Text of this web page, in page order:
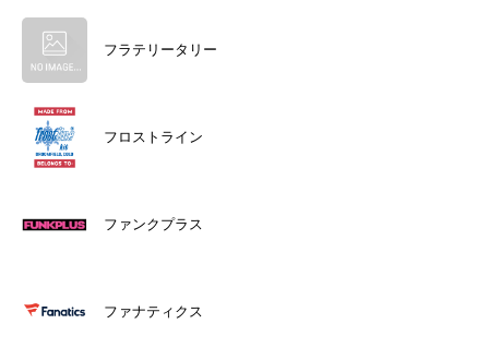
フラテリータリー
フロストライン
ファンクプラス
ファナティクス